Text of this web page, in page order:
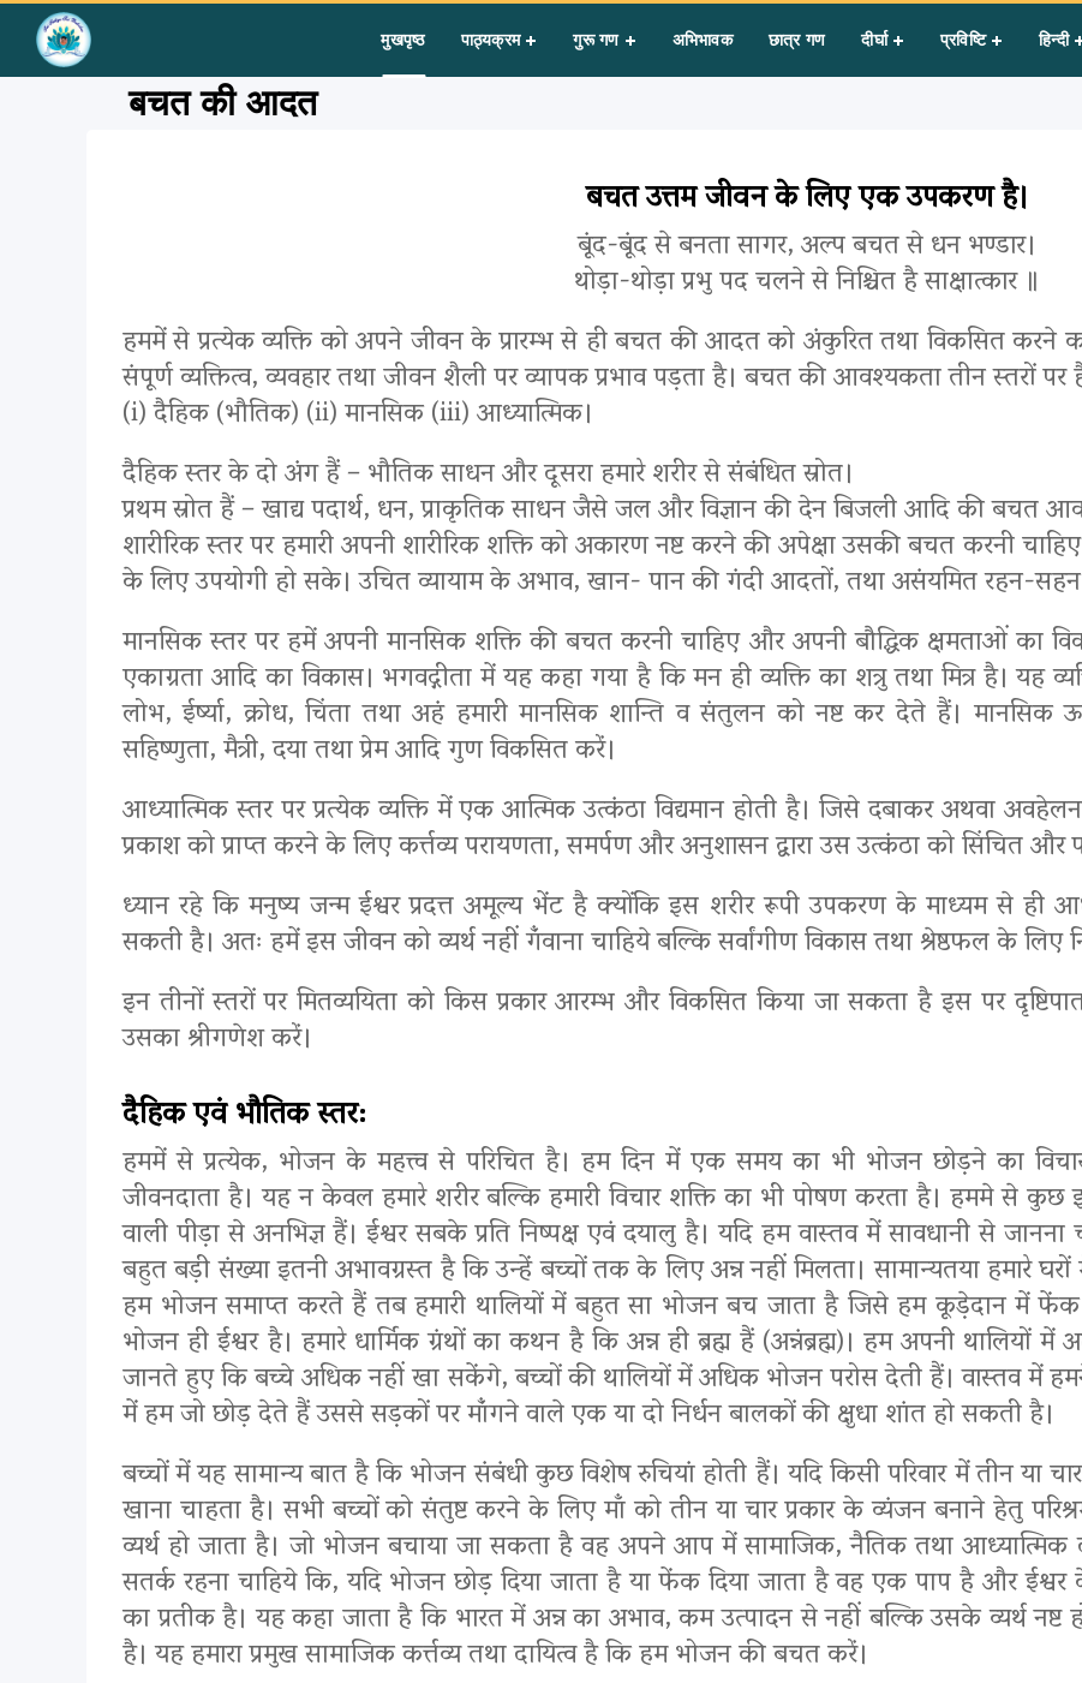
मुखपृष्ठ पाठ्यक्रम गुरू गण अभिभावक छात्र गण दीर्घा प्रविष्टि हिन्दी
बचत की आदत
बचत की आदत
बचत उत्तम जीवन के लिए एक उपकरण है।
बूंद-बूंद से बनता सागर, अल्प बचत से धन भण्डार।
थोड़ा-थोड़ा प्रभु पद चलने से निश्चित है साक्षात्कार ॥
हममें से प्रत्येक व्यक्ति को अपने जीवन के प्रारम्भ से ही बचत की आदत को अंकुरित तथा विकसित करने
संपूर्ण व्यक्तित्व, व्यवहार तथा जीवन शैली पर व्यापक प्रभाव पड़ता है। बचत की आवश्यकता तीन स्तरों पर
(i) दैहिक (भौतिक) (ii) मानसिक (iii) आध्यात्मिक।
दैहिक स्तर के दो अंग हैं – भौतिक साधन और दूसरा हमारे शरीर से संबंधित स्रोत।
प्रथम स्रोत हैं – खाद्य पदार्थ, धन, प्राकृतिक साधन जैसे जल और विज्ञान की देन बिजली आदि की बचत
शारीरिक स्तर पर हमारी अपनी शारीरिक शक्ति को अकारण नष्ट करने की अपेक्षा उसकी बचत करनी
के लिए उपयोगी हो सके। उचित व्यायाम के अभाव, खान- पान की गंदी आदतों, तथा असंयमित रहन-सहन से
मानसिक स्तर पर हमें अपनी मानसिक शक्ति की बचत करनी चाहिए और अपनी बौद्धिक क्षमताओं का
एकाग्रता आदि का विकास। भगवद्गीता में यह कहा गया है कि मन ही व्यक्ति का शत्रु तथा मित्र है।
लोभ, ईर्ष्या, क्रोध, चिंता तथा अहं हमारी मानसिक शान्ति व संतुलन को नष्ट कर देते हैं। मानसिक
सहिष्णुता, मैत्री, दया तथा प्रेम आदि गुण विकसित करें।
आध्यात्मिक स्तर पर प्रत्येक व्यक्ति में एक आत्मिक उत्कंठा विद्यमान होती है। जिसे दबाकर अथवा
प्रकाश को प्राप्त करने के लिए कर्त्तव्य परायणता, समर्पण और अनुशासन द्वारा उस उत्कंठा को सिंचित
ध्यान रहे कि मनुष्य जन्म ईश्वर प्रदत्त अमूल्य भेंट है क्योंकि इस शरीर रूपी उपकरण के माध्यम से ही
सकती है। अतः हमें इस जीवन को व्यर्थ नहीं गंँवाना चाहिये बल्कि सर्वांगीण विकास तथा श्रेष्ठफल के लिए
इन तीनों स्तरों पर मितव्ययिता को किस प्रकार आरम्भ और विकसित किया जा सकता है इस पर
उसका श्रीगणेश करें।
दैहिक एवं भौतिक स्तर:
हममें से प्रत्येक, भोजन के महत्त्व से परिचित है। हम दिन में एक समय का भी भोजन छोड़ने का
जीवनदाता है। यह न केवल हमारे शरीर बल्कि हमारी विचार शक्ति का भी पोषण करता है। हममे से
वाली पीड़ा से अनभिज्ञ हैं। ईश्वर सबके प्रति निष्पक्ष एवं दयालु है। यदि हम वास्तव में सावधानी से
बहुत बड़ी संख्या इतनी अभावग्रस्त है कि उन्हें बच्चों तक के लिए अन्न नहीं मिलता। सामान्यतया हमारे
हम भोजन समाप्त करते हैं तब हमारी थालियों में बहुत सा भोजन बच जाता है जिसे हम कूड़ेदान में
भोजन ही ईश्वर है। हमारे धार्मिक ग्रंथों का कथन है कि अन्न ही ब्रह्म हैं (अन्नंब्रह्म)। हम अपनी
जानते हुए कि बच्चे अधिक नहीं खा सकेंगे, बच्चों की थालियों में अधिक भोजन परोस देती हैं। वास्तव में
में हम जो छोड़ देते हैं उससे सड़कों पर मांँगने वाले एक या दो निर्धन बालकों की क्षुधा शांत हो सकती है।
बच्चों में यह सामान्य बात है कि भोजन संबंधी कुछ विशेष रुचियां होती हैं। यदि किसी परिवार में तीन या
खाना चाहता है। सभी बच्चों को संतुष्ट करने के लिए माँ को तीन या चार प्रकार के व्यंजन बनाने हेतु
व्यर्थ हो जाता है। जो भोजन बचाया जा सकता है वह अपने आप में सामाजिक, नैतिक तथा आध्यात्मिक
सतर्क रहना चाहिये कि, यदि भोजन छोड़ दिया जाता है या फेंक दिया जाता है वह एक पाप है और
का प्रतीक है। यह कहा जाता है कि भारत में अन्न का अभाव, कम उत्पादन से नहीं बल्कि उसके व्यर्थ
है। यह हमारा प्रमुख सामाजिक कर्त्तव्य तथा दायित्व है कि हम भोजन की बचत करें।